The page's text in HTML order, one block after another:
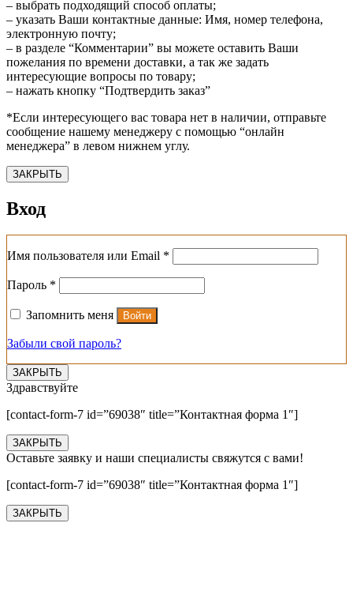
– выбрать подходящий способ оплаты;
– указать Ваши контактные данные: Имя, номер телефона,
электронную почту;
– в разделе “Комментарии” вы можете оставить Ваши
пожелания по времени доставки, а так же задать
интересующие вопросы по товару;
– нажать кнопку “Подтвердить заказ”
*Если интересующего вас товара нет в наличии, отправьте
сообщение нашему менеджеру с помощью “онлайн
менеджера” в левом нижнем углу.
ЗАКРЫТЬ
Вход
Имя пользователя или Email *
Пароль *
Запомнить меня Войти
Забыли свой пароль?
ЗАКРЫТЬ
Здравствуйте
[contact-form-7 id=”69038″ title=”Контактная форма 1″]
ЗАКРЫТЬ
Оставьте заявку и наши специалисты свяжутся с вами!
[contact-form-7 id=”69038″ title=”Контактная форма 1″]
ЗАКРЫТЬ